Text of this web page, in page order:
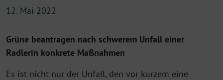
12. Mai 2022
Grüne beantragen nach schwerem Unfall einer
Radlerin konkrete Maßnahmen
Es ist nicht nur der Unfall, den vor kurzem eine